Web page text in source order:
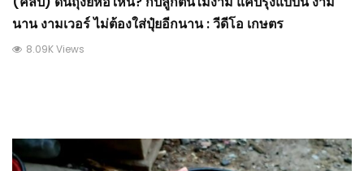
นาน งามเวอร์ ไม่ต้องใส่ปุ๋ยอีกนาน : วีดีโอ เกษตร
8.09K Views